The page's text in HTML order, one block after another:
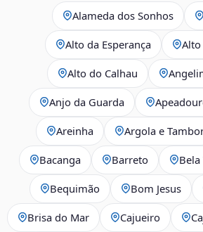
Alameda dos Sonhos
Alto da Esperança
Alto do Calhau
Anjo da Guarda
Areinha Argola e
Bacanga Barreto Bela
Bequimão Bom Jesus
Brisa do Mar Cajueiro